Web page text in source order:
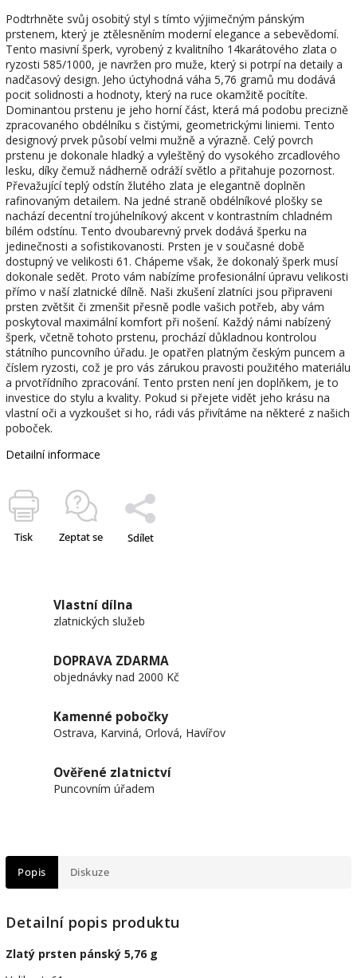
Podtrhněte svůj osobitý styl s tímto výjimečným pánským
prstenem, který je ztělesněním moderní elegance a sebevědomí.
Tento masivní šperk, vyrobený z kvalitního 14karátového zlata o
ryzosti 585/1000, je navržen pro muže, který si potrpí na detaily a
nadčasový design. Jeho úctyhodná váha 5,76 gramů mu dodává
pocit solidnosti a hodnoty, který na ruce okamžitě pocítíte.
Dominantou prstenu je jeho horní část, která má podobu precizně
zpracovaného obdélníku s čistými, geometrickými liniemi. Tento
designový prvek působí velmi mužně a výrazně. Celý povrch
prstenu je dokonale hladký a vyleštěný do vysokého zrcadlového
lesku, díky čemuž nádherně odráží světlo a přitahuje pozornost.
Převažující teplý odstín žlutého zlata je elegantně doplněn
rafinovaným detailem. Na jedné straně obdélníkové plošky se
nachází decentní trojúhelníkový akcent v kontrastním chladném
bílém odstínu. Tento dvoubarevný prvek dodává šperku na
jedinečnosti a sofistikovanosti. Prsten je v současné době
dostupný ve velikosti 61. Chápeme však, že dokonalý šperk musí
dokonale sedět. Proto vám nabízíme profesionální úpravu velikosti
přímo v naší zlatnické dílně. Naši zkušení zlatníci jsou připraveni
prsten zvětšit či zmenšit přesně podle vašich potřeb, aby vám
poskytoval maximální komfort při nošení. Každý námi nabízený
šperk, včetně tohoto prstenu, prochází důkladnou kontrolou
státního puncovního úřadu. Je opatřen platným českým puncem a
číslem ryzosti, což je pro vás zárukou pravosti použitého materiálu
a prvotřídního zpracování. Tento prsten není jen doplňkem, je to
investice do stylu a kvality. Pokud si přejete vidět jeho krásu na
vlastní oči a vyzkoušet si ho, rádi vás přivítáme na některé z našich
poboček.
Detailní informace
Tisk Zeptat se Sdílet
Vlastní dílna
zlatnických služeb
DOPRAVA ZDARMA
objednávky nad 2000 Kč
Kamenné pobočky
Ostrava, Karviná, Orlová, Havířov
Ověřené zlatnictví
Puncovním úřadem
Popis Diskuze
Detailní popis produktu
Zlatý prsten pánský 5,76 g